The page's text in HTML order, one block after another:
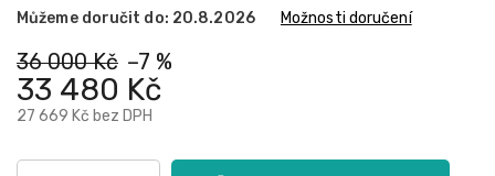
36 000 Kč –7 %
33 480 Kč
27 669 Kč bez DPH
Můžeme doručit do: 20.8.2026 Možnosti doručení